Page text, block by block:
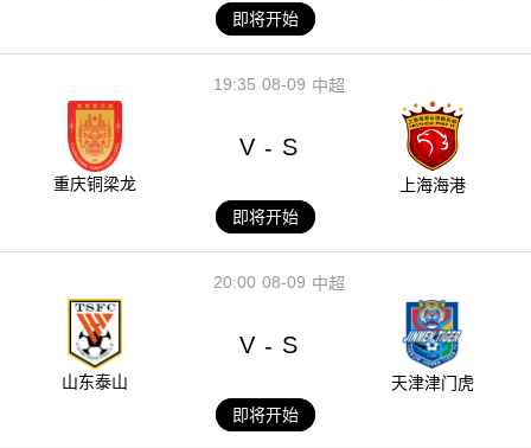
即将开始
08-09
19:35 中超
重庆铜梁龙
V - S
上海海港
即将开始
08-09
20:00 中超
山东泰山
V - S
天津津门虎
即将开始